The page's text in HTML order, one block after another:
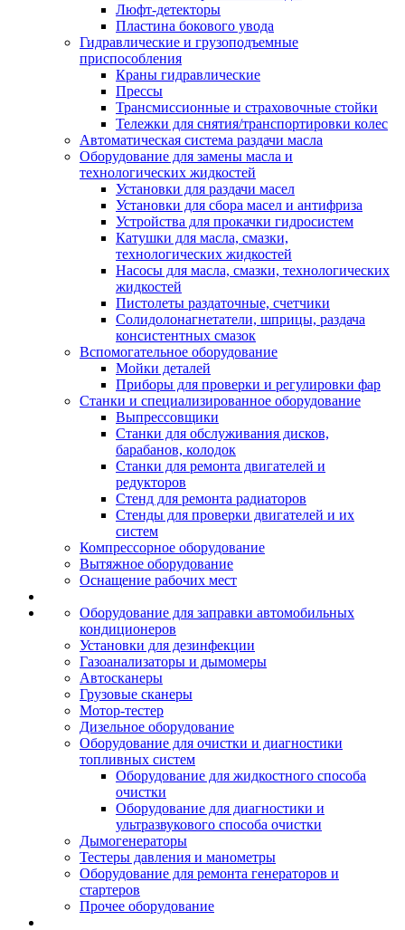
Люфт-детекторы
Пластина бокового увода
Гидравлические и грузоподъемные
приспособления
Краны гидравлические
Прессы
Трансмиссионные и страховочные стойки
Тележки для снятия/транспортировки колес
Автоматическая система раздачи масла
Оборудование для замены масла и
технологических жидкостей
Установки для раздачи масел
Установки для сбора масел и антифриза
Устройства для прокачки гидросистем
Катушки для масла, смазки,
технологических жидкостей
Насосы для масла, смазки, технологических
жидкостей
Пистолеты раздаточные, счетчики
Солидолонагнетатели, шприцы, раздача
консистентных смазок
Вспомогательное оборудование
Мойки деталей
Приборы для проверки и регулировки фар
Станки и специализированное оборудование
Выпрессовщики
Станки для обслуживания дисков,
барабанов, колодок
Станки для ремонта двигателей и
редукторов
Стенд для ремонта радиаторов
Стенды для проверки двигателей и их
систем
Компрессорное оборудование
Вытяжное оборудование
Оснащение рабочих мест
Оборудование для заправки автомобильных
кондиционеров
Установки для дезинфекции
Газоанализаторы и дымомеры
Автосканеры
Грузовые сканеры
Мотор-тестер
Дизельное оборудование
Оборудование для очистки и диагностики
топливных систем
Оборудование для жидкостного способа
очистки
Оборудование для диагностики и
ультразвукового способа очистки
Дымогенераторы
Тестеры давления и манометры
Оборудование для ремонта генераторов и
стартеров
Прочее оборудование